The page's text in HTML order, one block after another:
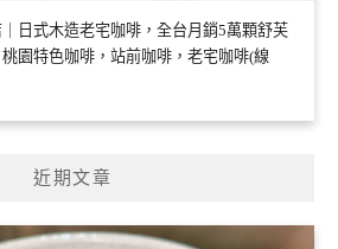
日式木造老宅咖啡，全台月銷5萬顆舒芙
園特色咖啡，站前咖啡，老宅咖啡(線
近期文章